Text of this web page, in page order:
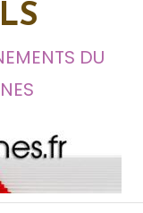
DU